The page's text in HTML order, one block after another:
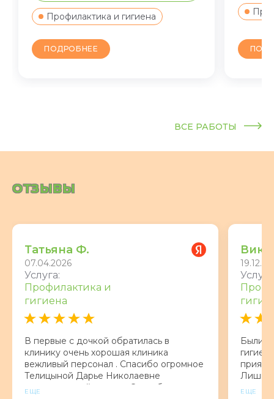
Профилактика и гигиена
ПОДРОБНЕЕ
ВСЕ РАБОТЫ
ОТЗЫВЫ
Татьяна Ф.
07.04.2026
Услуга:
Профилактика и
гигиена
В первые с дочкой обратилась в
клинику очень хорошая клиника
вежливый персонал . Спасибо огромное
Телицыной Дарье Николаевне
замечательный доктор. Спасибо что вы
ЕЩЕ
Были с
и по
ЕЩЕ